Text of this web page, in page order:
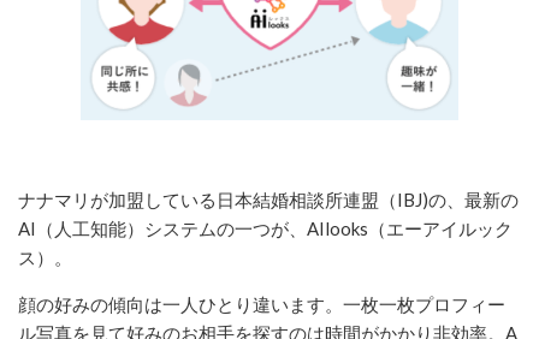
ナナマリが加盟している日本結婚相談所連盟（IBJ)の、最新の
AI（人工知能）システムの一つが、AIlooks（エーアイルック
ス）。
顔の好みの傾向は一人ひとり違います。一枚一枚プロフィー
ル写真を見て好みのお相手を探すのは時間がかかり非効率。A